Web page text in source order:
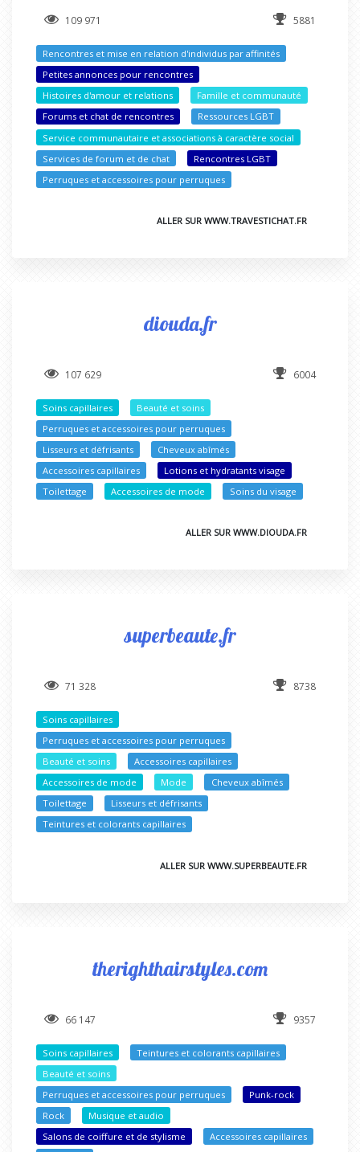
109 971 5881
Rencontres et mise en relation d'individus par affinités
Petites annonces pour rencontres
Histoires d'amour et relations
Famille et communauté
Forums et chat de rencontres
Ressources LGBT
Service communautaire et associations à caractère social
Services de forum et de chat
Rencontres LGBT
Perruques et accessoires pour perruques
ALLER SUR WWW.TRAVESTICHAT.FR
diouda.fr
107 629 6004
Soins capillaires
Beauté et soins
Perruques et accessoires pour perruques
Lisseurs et défrisants
Cheveux abîmés
Accessoires capillaires
Lotions et hydratants visage
Toilettage
Accessoires de mode Soins du visage
ALLER SUR WWW.DIOUDA.FR
superbeaute.fr
71 328 8738
Soins capillaires
Perruques et accessoires pour perruques
Beauté et soins
Accessoires capillaires
Accessoires de mode
Mode
Cheveux abîmés
Toilettage
Lisseurs et défrisants
Teintures et colorants capillaires
ALLER SUR WWW.SUPERBEAUTE.FR
therighthairstyles.com
66 147 9357
Soins capillaires
Teintures et colorants capillaires
Beauté et soins
Perruques et accessoires pour perruques
Punk-rock
Rock
Musique et audio
Salons de coiffure et de stylisme
Accessoires capillaires